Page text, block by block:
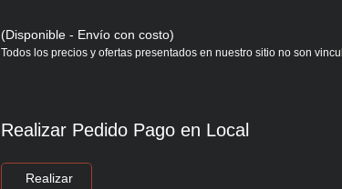
(Disponible - Envío con costo)
Todos los precios y ofertas presentados en nuestro sitio no son
Realizar Pedido Pago en Local
Realizar